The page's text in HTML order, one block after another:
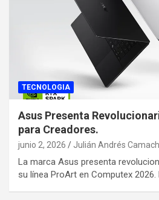
TECNOLOGIA
Asus Presenta
para Creadores.
junio 2, 2026 Julián Andrés
La marca Asus presenta
su línea ProArt en Computex 2026.